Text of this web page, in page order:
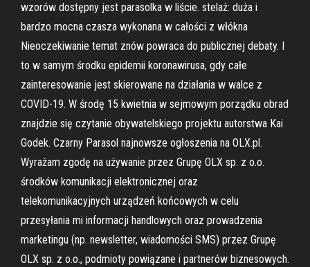
wzorów dostępny jest parasolka w liście. stelaż: duża i
bardzo mocna czasza wykonana w całości z włókna
Nieoczekiwanie temat znów powraca do publicznej debaty. I
to w samym środku epidemii koronawirusa, gdy całe
zainteresowanie jest skierowane na działania w walce z
COVID-19. W środę 15 kwietnia w sejmowym porządku obrad
znajdzie się czytanie obywatelskiego projektu autorstwa Kai
Godek. Czarny Parasol najnowsze ogłoszenia na OLX.pl.
Wyrażam zgodę na używanie przez Grupę OLX sp. z o.o.
środków komunikacji elektronicznej oraz
telekomunikacyjnych urządzeń końcowych w celu
przesyłania mi informacji handlowych oraz prowadzenia
marketingu (np. newsletter, wiadomości SMS) przez Grupę
OLX sp. z o.o., podmioty powiązane i partnerów biznesowych.